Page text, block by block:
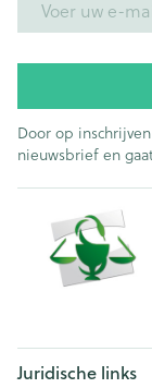
Door op
nieuwsbrief en
Juridische links